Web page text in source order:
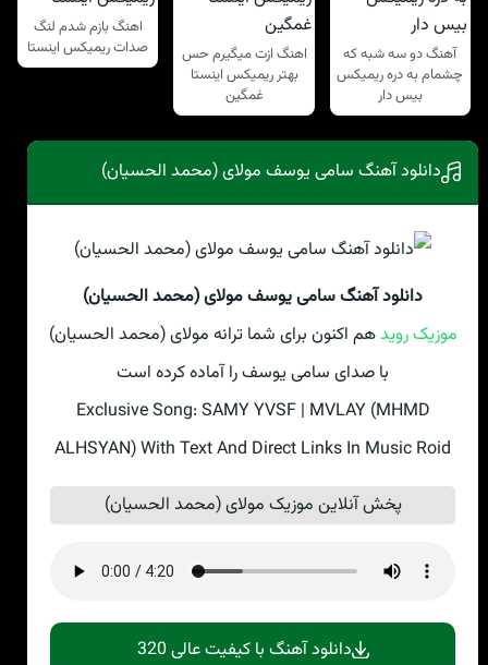
آهنگ دو سه شبه که
چشمام به دره ریمیکس
بیس دار
اهنگ ازت میگیرم حس
بهتر ریمیکس اینستا
غمگین
اهنگ بازم شدم لنگ
صدات ریمیکس اینستا
دانلود آهنگ سامی یوسف مولای (محمد الحسیان)
دانلود آهنگ سامی یوسف مولای (محمد الحسیان)
موزیک رویدهم اکنون برای شما ترانه مولای (محمد الحسیان)
با صدای سامی یوسف را آماده کرده است
Exclusive Song: SAMY YVSF | MVLAY (MHMD
ALHSYAN) With Text And Direct Links In Music Roid
پخش آنلاین موزیک مولای (محمد الحسیان)
دانلود آهنگ با کیفیت عالی 320